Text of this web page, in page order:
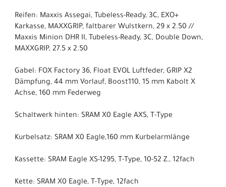
Reifen: Maxxis Assegai, Tubeless-Ready, 3C, EXO+
Karkasse, MAXXGRIP, faltbarer Wulstkern, 29 x 2.50 //
Maxxis Minion DHR II, Tubeless-Ready, 3C, Double Down,
MAXXGRIP, 27.5 x 2.50
Gabel: FOX Factory 36, Float EVOL Luftfeder, GRIP X2
Dämpfung, 44 mm Vorlauf, Boost110, 15 mm Kabolt X
Achse, 160 mm Federweg
Schaltwerk hinten: SRAM X0 Eagle AXS, T-Type
Kurbelsatz: SRAM X0 Eagle,160 mm Kurbelarmlänge
Kassette: SRAM Eagle XS-1295, T-Type, 10-52 Z., 12fach
Kette: SRAM X0 Eagle, T-Type, 12fach